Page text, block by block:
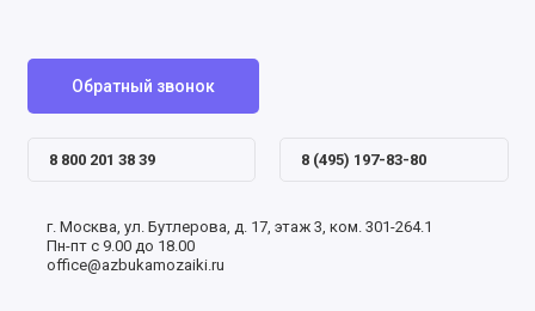
Обратный звонок
8 800 201 38 39 8 (495) 197-83-80
г. Москва, ул. Бутлерова, д. 17, этаж 3, ком. 301-264.1
Пн-пт с 9.00 до 18.00
office@azbukamozaiki.ru